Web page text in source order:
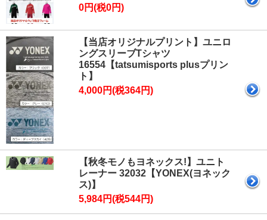
0円(税0円)
【当店オリジナルプリント】ユニロ
ングスリーブTシャツ
16554【tatsumisports plusプリン
ト】
4,000円(税364円)
【秋冬モノもヨネックス!】ユニト
レーナー 32032【YONEX(ヨネック
ス)】
5,984円(税544円)